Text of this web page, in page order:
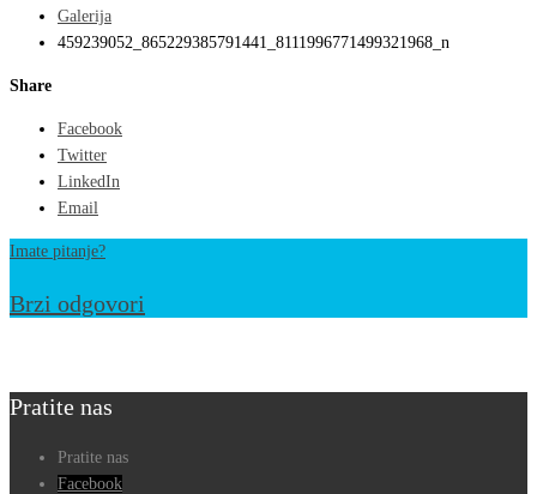
Galerija
459239052_865229385791441_8111996771499321968_n
Share
Facebook
Twitter
LinkedIn
Email
Imate pitanje?
Brzi odgovori
Pratite nas
Pratite nas
Facebook